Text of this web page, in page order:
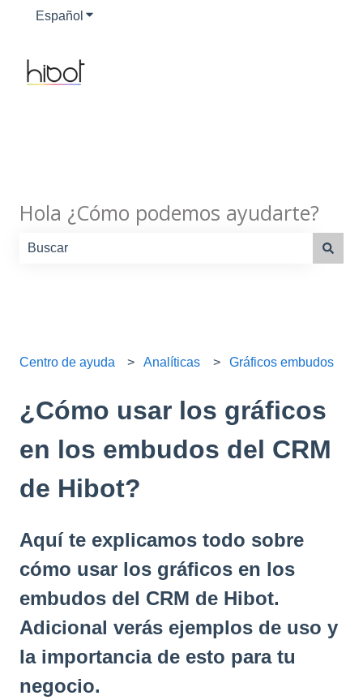
Español Traducciones de Mostrar submenú de
Hola ¿Cómo podemos ayudarte?
Centro de ayuda Analíticas Gráficos embudos
¿Cómo usar los gráficos
en los embudos del CRM
de Hibot?
Aquí te explicamos todo sobre
cómo usar los gráficos en los
embudos del CRM de Hibot.
Adicional verás ejemplos de uso y
la importancia de esto para tu
negocio.